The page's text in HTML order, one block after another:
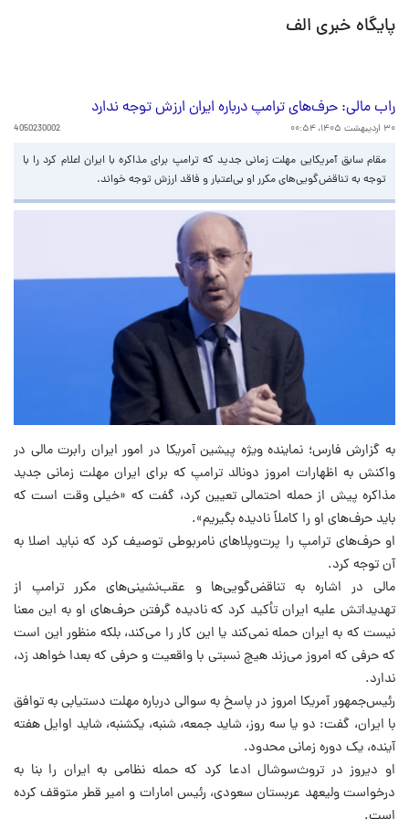
پایگاه خبری الف
راب مالی: حرف‌های ترامپ درباره ایران ارزش توجه ندارد
۳۰ اردیبهشت ۱۴۰۵، ۰۰:۵۴ 4050230002
مقام سابق آمریکایی مهلت زمانی جدید که ترامپ برای مذاکره با ایران اعلام کرد را با
توجه به تناقض‌گویی‌های مکرر او بی‌اعتبار و فاقد ارزش توجه خواند.
به گزارش فارس؛ نماینده ویژه پیشین آمریکا در امور ایران رابرت مالی در
واکنش به اظهارات امروز دونالد ترامپ که برای ایران مهلت زمانی جدید
مذاکره پیش از حمله احتمالی تعیین کرد، گفت که «خیلی وقت است که
باید حرف‌های او را کاملاً نادیده بگیریم».
او حرف‌های ترامپ را پرت‌وپلاهای نامربوطی توصیف کرد که نباید اصلا به
آن توجه کرد.
مالی در اشاره به تناقض‌گویی‌ها و عقب‌نشینی‌های مکرر ترامپ از
تهدیداتش علیه ایران تأکید کرد که نادیده گرفتن حرف‌های او به این معنا
نیست که به ایران حمله نمی‌کند یا این کار را می‌کند، بلکه منظور این است
که حرفی که امروز می‌زند هیچ نسبتی با واقعیت و حرفی که بعدا خواهد زد،
ندارد.
رئیس‌جمهور آمریکا امروز در پاسخ به سوالی درباره مهلت دستیابی به توافق
با ایران، گفت: دو یا سه روز، شاید جمعه، شنبه، یکشنبه، شاید اوایل هفته
آینده، یک دوره زمانی محدود.
او دیروز در تروث‌سوشال ادعا کرد که حمله نظامی به ایران را بنا به
درخواست ولیعهد عربستان سعودی، رئیس امارات و امیر قطر متوقف کرده